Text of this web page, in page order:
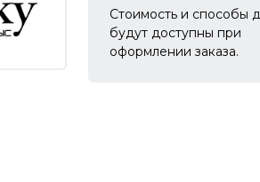
Стоимость и способы
будут доступны при
оформлении заказа.